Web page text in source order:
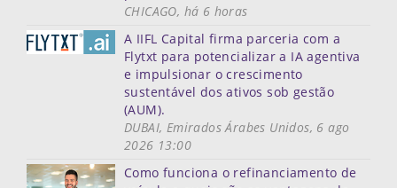
CHICAGO, há 6 horas
A IIFL Capital firma parceria com a
Flytxt para potencializar a IA agentiva
e impulsionar o crescimento
sustentável dos ativos sob gestão
(AUM).
DUBAI, Emirados Árabes Unidos, 6 ago
2026 13:00
Como funciona o refinanciamento de